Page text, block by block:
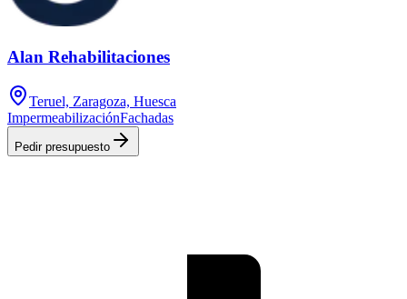
Alan Rehabilitaciones
Teruel, Zaragoza, Huesca
ImpermeabilizaciónFachadas
Pedir presupuesto